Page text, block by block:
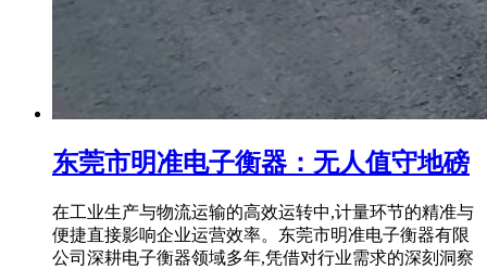
东莞市明准电子衡器：无人值守地磅
在工业生产与物流运输的高效运转中,计量环节的精准与
便捷直接影响企业运营效率。东莞市明准电子衡器有限
公司深耕电子衡器领域多年,凭借对行业需求的深刻洞察